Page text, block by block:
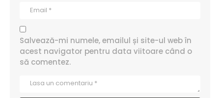
Salvează-mi numele, emailul și site-ul web în
acest navigator pentru data viitoare când o
să comentez.